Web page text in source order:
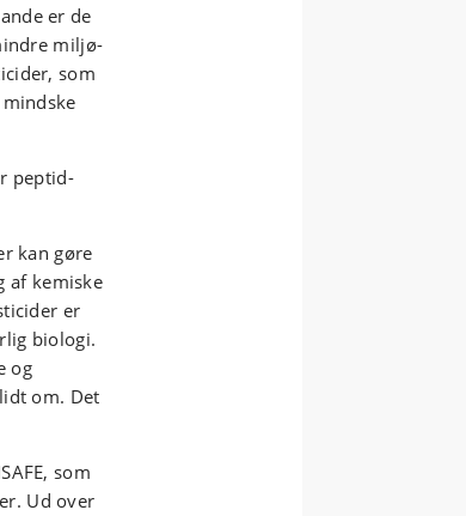
er de
miljø-
som
peptid-
kan gøre
af kemiske
er
biologi.
og
om. Det
som
Ud over